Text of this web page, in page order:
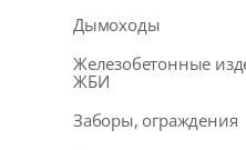
Дымоходы
Железобетонные
ЖБИ
Заборы, ограждения